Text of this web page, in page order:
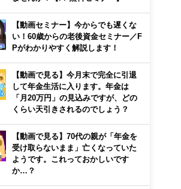
【動画セミナー】今からでも遅くな
い！60歳からの老後資金セミナー／F
Pがわかりやすく解説します！
【動画で見る】今月末で完全に引退
して年金生活に入ります。年金は
「月20万円」の見込みですが、どの
くらい天引きされるのでしょう？
【動画で見る】70代の親が「年金を
受け取らないまま」亡くなっていた
ようです。これっておかしいです
か…？